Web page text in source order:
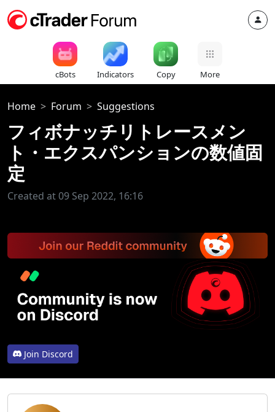
cBots Indicators Copy More
Home Forum Suggestions
フィボナッチリトレースメン
ト・エクスパンションの数値固
定
Created at 09 Sep 2022, 16:16
Join Discord